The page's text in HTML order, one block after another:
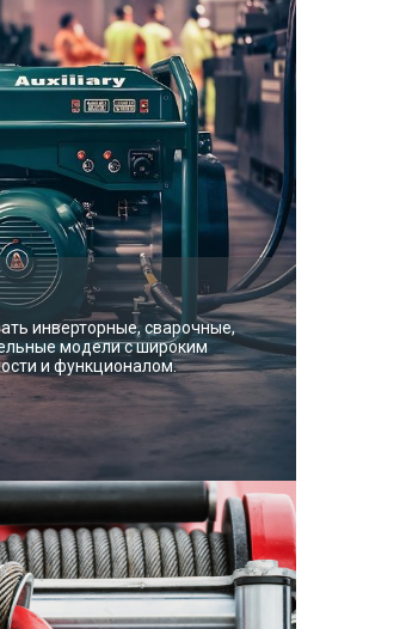
инверторные, сварочные,
модели с широким
и функционалом.